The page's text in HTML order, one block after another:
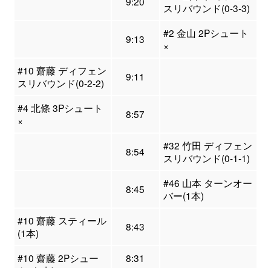
スリバウンド(0-3-3)
9:13
#2 金山 2Pシュート
×
#10 齋藤 ディフェン
スリバウンド(0-2-2)
9:11
#4 北條 3Pシュート
×
8:57
8:54
#32 竹田 ディフェン
スリバウンド(0-1-1)
8:45
#46 山本 ターンオー
バー(1本)
#10 齋藤 スティール
(1本)
8:43
#10 齋藤 2Pシュー
8:31